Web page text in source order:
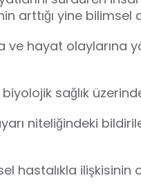
arttığı yine
ve hayat olaylarına
sağlık
niteliğindeki
hastalıkla ilişkisinin